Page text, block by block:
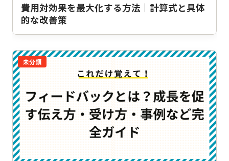
費用対効果を最大化する方法｜計算式と具体
的な改善策
未分類